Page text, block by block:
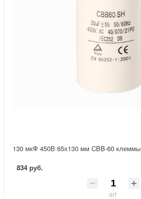
130 мкФ 450В 65х130 мм CBB-60 клеммы
834 руб.
шт